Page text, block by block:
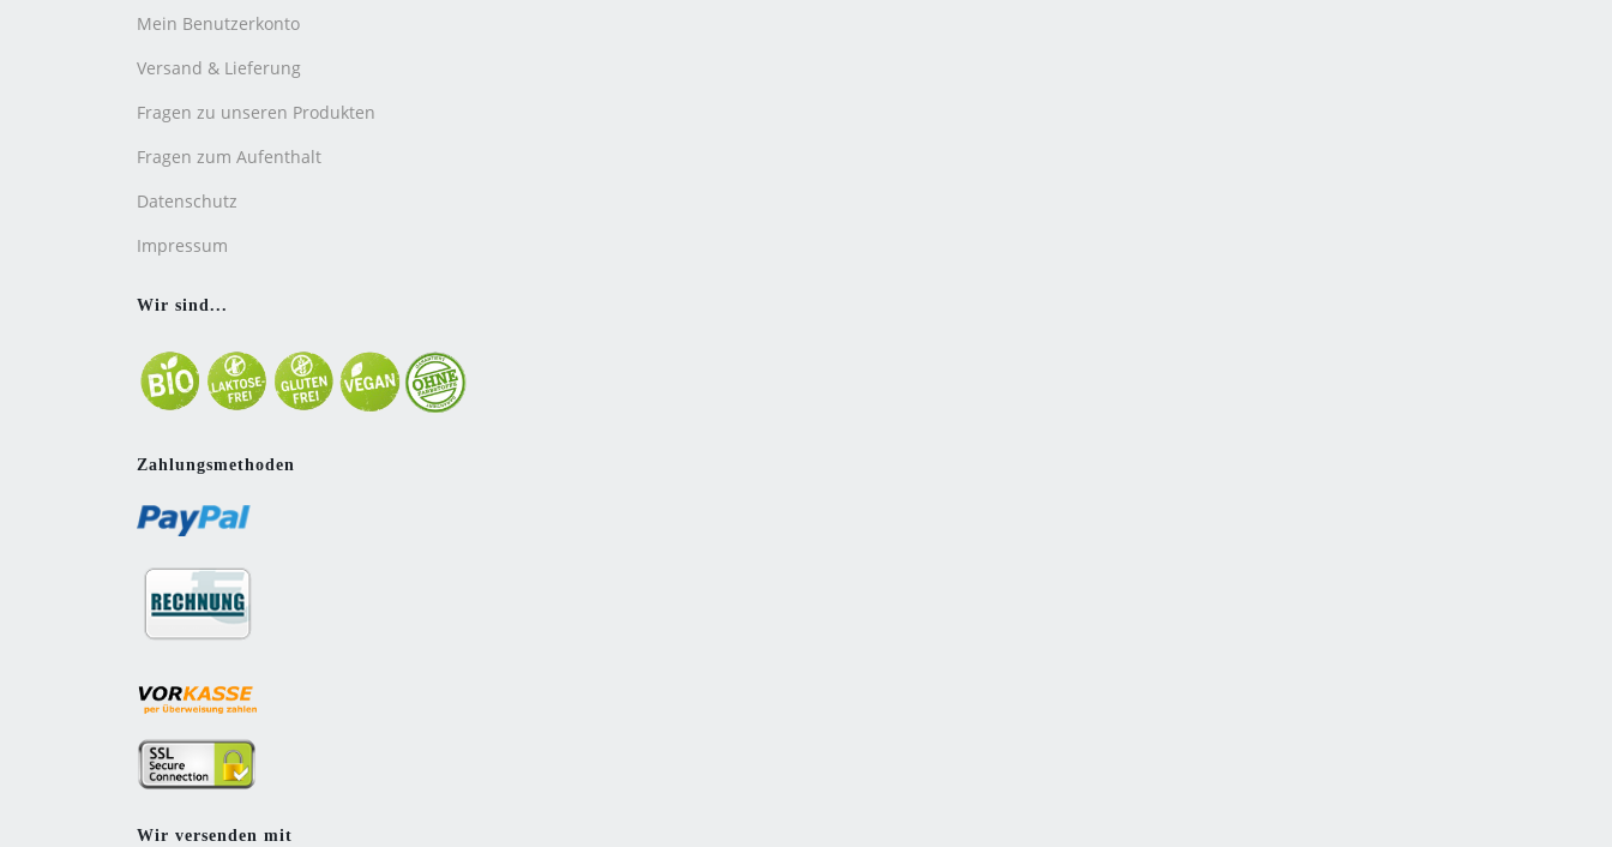
Mein Benutzerkonto
Versand & Lieferung
Fragen zu unseren Produkten
Fragen zum Aufenthalt
Datenschutz
Impressum
Wir sind...
Zahlungsmethoden
Wir versenden mit